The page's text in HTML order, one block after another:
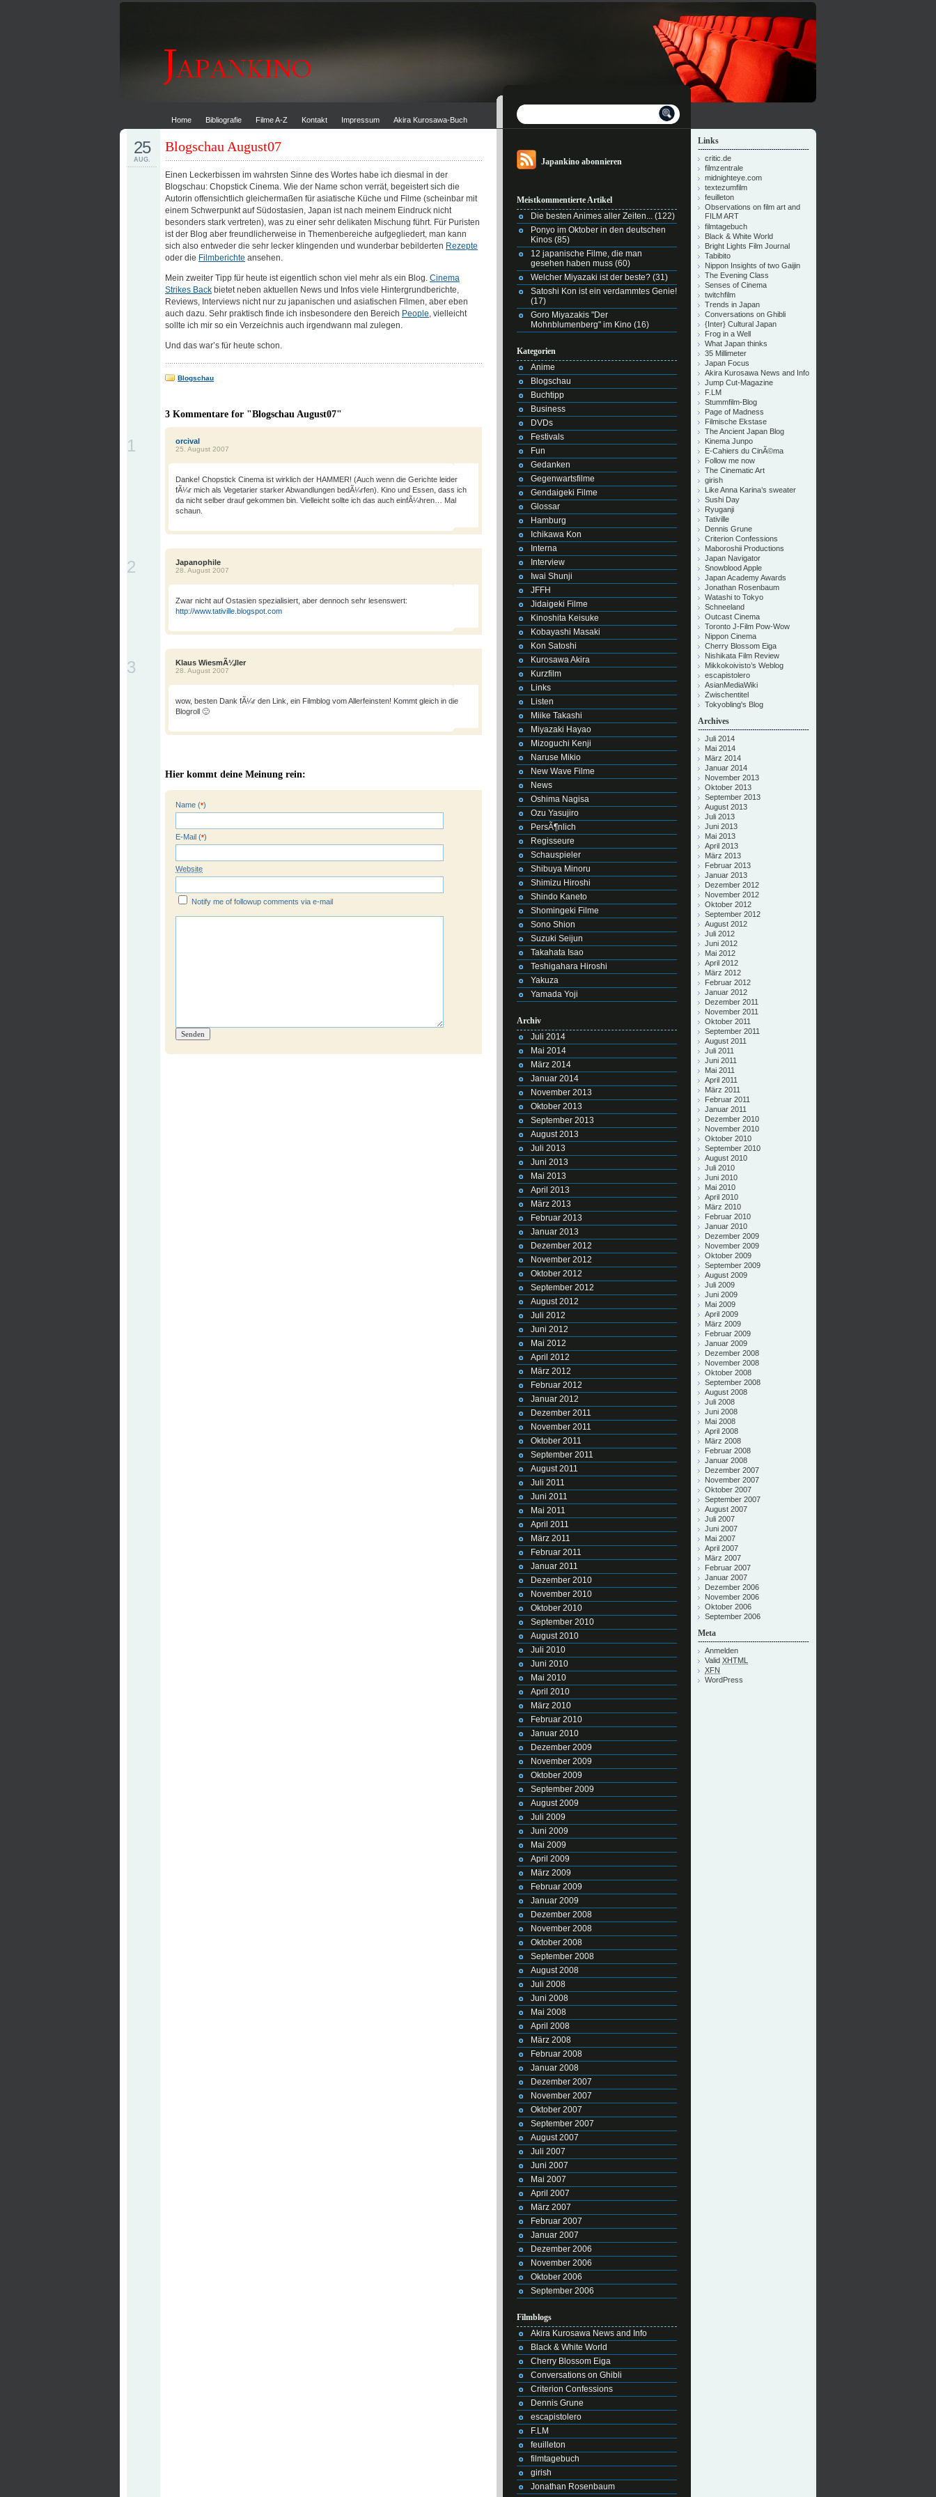
Home Bibliografie Filme A-Z Kontakt Impressum Akira Kurosawa-Buch
Blogschau August07
25
AUG.
Einen Leckerbissen im wahrsten Sinne des Wortes habe ich diesmal in der
Blogschau: Chopstick Cinema. Wie der Name schon verrät, begeistert sich die
Autorin offensichtlich gleichermaßen für asiatische Küche und Filme (scheinbar mit
einem Schwerpunkt auf Südostasien, Japan ist nach meinem Eindruck nicht
besonders stark vertreten), was zu einer sehr delikaten Mischung führt. Für Puristen
ist der Blog aber freundlicherweise in Themenbereiche aufgegliedert, man kann
sich also entweder die sehr lecker klingenden und wunderbar bebilderten Rezepte
oder die Filmberichte ansehen.
Mein zweiter Tipp für heute ist eigentlich schon viel mehr als ein Blog. Cinema
Strikes Back bietet neben aktuellen News und Infos viele Hintergrundberichte,
Reviews, Interviews nicht nur zu japanischen und asiatischen Filmen, aber eben
auch dazu. Sehr praktisch finde ich insbesondere den Bereich People, vielleicht
sollte ich mir so ein Verzeichnis auch irgendwann mal zulegen.
Und das war’s für heute schon.
Blogschau
3 Kommentare for "Blogschau August07"
orcival
25. August 2007
1
Danke! Chopstick Cinema ist wirklich der HAMMER! (Auch wenn die Gerichte leider
fÃ¼r mich als Vegetarier starker Abwandlungen bedÃ¼rfen). Kino und Essen, dass ich
da nicht selber drauf gekommen bin. Vielleicht sollte ich das auch einfÃ¼hren… Mal
schaun.
Japanophile
28. August 2007
2
Zwar nicht auf Ostasien spezialisiert, aber dennoch sehr lesenswert:
http://www.tativille.blogspot.com
Klaus WiesmÃ¼ller
28. August 2007
3
wow, besten Dank fÃ¼r den Link, ein Filmblog vom Allerfeinsten! Kommt gleich in die
Blogroll 🙂
Hier kommt deine Meinung rein:
Name (*)
E-Mail (*)
Website
Notify me of followup comments via e-mail
Japankino abonnieren
Meistkommentierte Artikel
Die besten Animes aller Zeiten... (122)
Ponyo im Oktober in den deutschen
Kinos (85)
12 japanische Filme, die man
gesehen haben muss (60)
Welcher Miyazaki ist der beste? (31)
Satoshi Kon ist ein verdammtes Genie!
(17)
Goro Miyazakis "Der
Mohnblumenberg" im Kino (16)
Kategorien
Anime
Blogschau
Buchtipp
Business
DVDs
Festivals
Fun
Gedanken
Gegenwartsfilme
Gendaigeki Filme
Glossar
Hamburg
Ichikawa Kon
Interna
Interview
Iwai Shunji
JFFH
Jidaigeki Filme
Kinoshita Keisuke
Kobayashi Masaki
Kon Satoshi
Kurosawa Akira
Kurzfilm
Links
Listen
Miike Takashi
Miyazaki Hayao
Mizoguchi Kenji
Naruse Mikio
New Wave Filme
News
Oshima Nagisa
Ozu Yasujiro
PersÃ¶nlich
Regisseure
Schauspieler
Shibuya Minoru
Shimizu Hiroshi
Shindo Kaneto
Shomingeki Filme
Sono Shion
Suzuki Seijun
Takahata Isao
Teshigahara Hiroshi
Yakuza
Yamada Yoji
Archiv
Juli 2014
Mai 2014
März 2014
Januar 2014
November 2013
Oktober 2013
September 2013
August 2013
Juli 2013
Juni 2013
Mai 2013
April 2013
März 2013
Februar 2013
Januar 2013
Dezember 2012
November 2012
Oktober 2012
September 2012
August 2012
Juli 2012
Juni 2012
Mai 2012
April 2012
März 2012
Februar 2012
Januar 2012
Dezember 2011
November 2011
Oktober 2011
September 2011
August 2011
Juli 2011
Juni 2011
Mai 2011
April 2011
März 2011
Februar 2011
Januar 2011
Dezember 2010
November 2010
Oktober 2010
September 2010
August 2010
Juli 2010
Juni 2010
Mai 2010
April 2010
März 2010
Februar 2010
Januar 2010
Dezember 2009
November 2009
Oktober 2009
September 2009
August 2009
Juli 2009
Juni 2009
Mai 2009
April 2009
März 2009
Februar 2009
Januar 2009
Dezember 2008
November 2008
Oktober 2008
September 2008
August 2008
Juli 2008
Juni 2008
Mai 2008
April 2008
März 2008
Februar 2008
Januar 2008
Dezember 2007
November 2007
Oktober 2007
September 2007
August 2007
Juli 2007
Juni 2007
Mai 2007
April 2007
März 2007
Februar 2007
Januar 2007
Dezember 2006
November 2006
Oktober 2006
September 2006
Filmblogs
Akira Kurosawa News and Info
Black & White World
Cherry Blossom Eiga
Conversations on Ghibli
Criterion Confessions
Dennis Grune
escapistolero
F.LM
feuilleton
filmtagebuch
girish
Jonathan Rosenbaum
Links
critic.de
filmzentrale
midnighteye.com
textezumfilm
feuilleton
Observations on film art and
FILM ART
filmtagebuch
Black & White World
Bright Lights Film Journal
Tabibito
Nippon Insights of two Gaijin
The Evening Class
Senses of Cinema
twitchfilm
Trends in Japan
Conversations on Ghibli
{Inter} Cultural Japan
Frog in a Well
What Japan thinks
35 Millimeter
Japan Focus
Akira Kurosawa News and Info
Jump Cut-Magazine
F.LM
Stummfilm-Blog
Page of Madness
Filmische Ekstase
The Ancient Japan Blog
Kinema Junpo
E-Cahiers du CinÃ©ma
Follow me now
The Cinematic Art
girish
Like Anna Karina’s sweater
Sushi Day
Ryuganji
Tativille
Dennis Grune
Criterion Confessions
Maboroshii Productions
Japan Navigator
Snowblood Apple
Japan Academy Awards
Jonathan Rosenbaum
Watashi to Tokyo
Schneeland
Outcast Cinema
Toronto J-Film Pow-Wow
Nippon Cinema
Cherry Blossom Eiga
Nishikata Film Review
Mikkokoivisto’s Weblog
escapistolero
AsianMediaWiki
Zwischentitel
Tokyobling's Blog
Archives
Juli 2014
Mai 2014
März 2014
Januar 2014
November 2013
Oktober 2013
September 2013
August 2013
Juli 2013
Juni 2013
Mai 2013
April 2013
März 2013
Februar 2013
Januar 2013
Dezember 2012
November 2012
Oktober 2012
September 2012
August 2012
Juli 2012
Juni 2012
Mai 2012
April 2012
März 2012
Februar 2012
Januar 2012
Dezember 2011
November 2011
Oktober 2011
September 2011
August 2011
Juli 2011
Juni 2011
Mai 2011
April 2011
März 2011
Februar 2011
Januar 2011
Dezember 2010
November 2010
Oktober 2010
September 2010
August 2010
Juli 2010
Juni 2010
Mai 2010
April 2010
März 2010
Februar 2010
Januar 2010
Dezember 2009
November 2009
Oktober 2009
September 2009
August 2009
Juli 2009
Juni 2009
Mai 2009
April 2009
März 2009
Februar 2009
Januar 2009
Dezember 2008
November 2008
Oktober 2008
September 2008
August 2008
Juli 2008
Juni 2008
Mai 2008
April 2008
März 2008
Februar 2008
Januar 2008
Dezember 2007
November 2007
Oktober 2007
September 2007
August 2007
Juli 2007
Juni 2007
Mai 2007
April 2007
März 2007
Februar 2007
Januar 2007
Dezember 2006
November 2006
Oktober 2006
September 2006
Meta
Anmelden
Valid XHTML
XFN
WordPress